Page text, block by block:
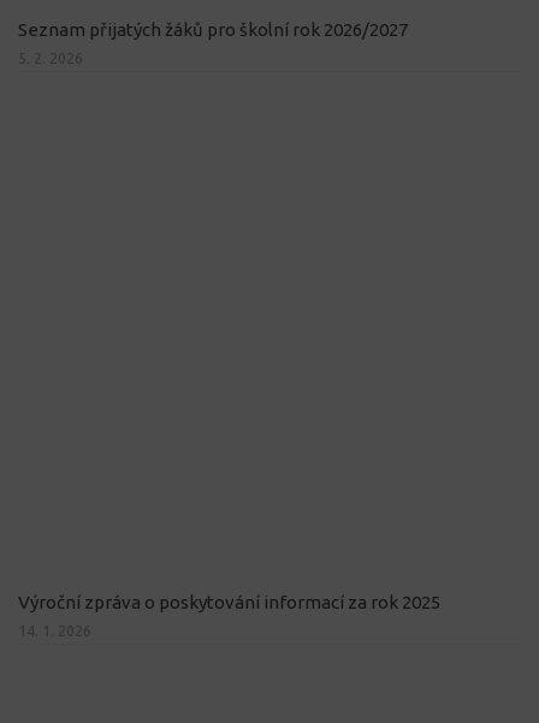
Seznam přijatých žáků pro školní rok 2026/2027
5. 2. 2026
Výroční zpráva o poskytování informací za rok 2025
14. 1. 2026